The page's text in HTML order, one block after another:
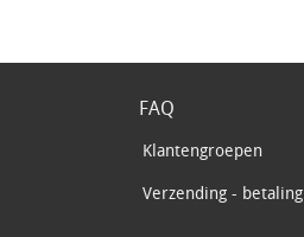
FAQ
Klantengroepen
Verzending - betaling